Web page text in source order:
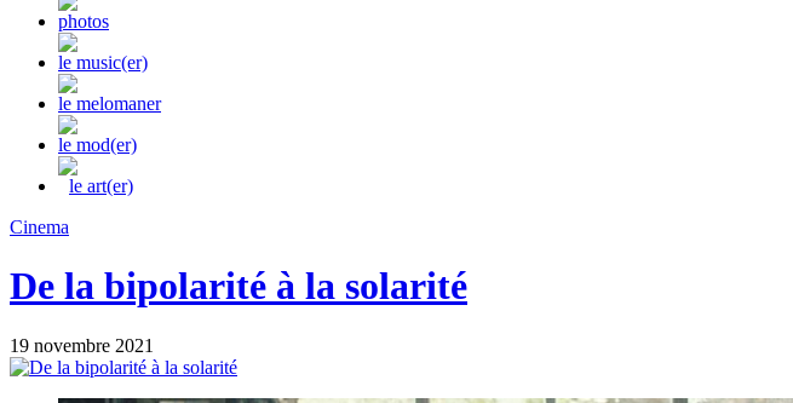
photos
le music(er)
le melomaner
le mod(er)
le art(er)
Cinema
De la bipolarité à la solarité
19 novembre 2021